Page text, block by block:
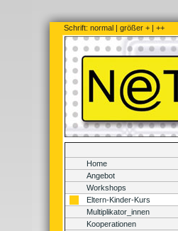
Home
Angebot
Workshops
Eltern-Kinder-Kurs
Multiplikator_innen
Kooperationen
Schrift: normal | größer + | ++